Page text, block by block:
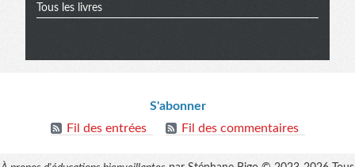
Tous les livres
Informations
S'abonner
Fil des entrées
Fil des commentaires